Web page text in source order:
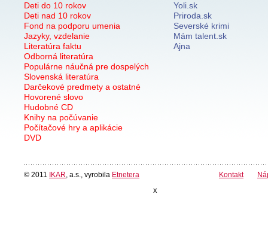
Deti do 10 rokov
Deti nad 10 rokov
Fond na podporu umenia
Jazyky, vzdelanie
Literatúra faktu
Odborná literatúra
Populárne náučná pre dospelých
Slovenská literatúra
Darčekové predmety a ostatné
Hovorené slovo
Hudobné CD
Knihy na počúvanie
Počítačové hry a aplikácie
DVD
Yoli.sk
Priroda.sk
Severské krimi
Mám talent.sk
Ajna
© 2011 IKAR , a.s., vyrobila Etnetera Kontakt
x